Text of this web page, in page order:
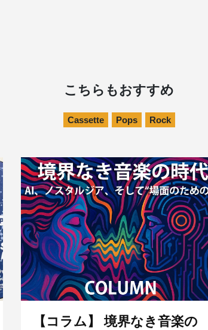
こちらもおすすめ
Cassette Pops Rock
【コラム】 境界なき音楽の